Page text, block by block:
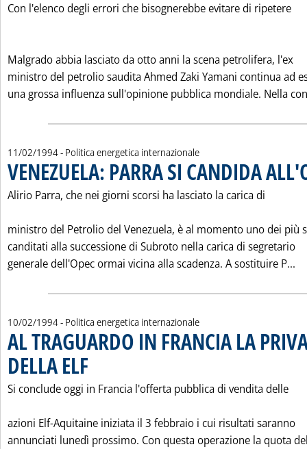
Con l'elenco degli errori che bisognerebbe evitare di ripetere
Malgrado abbia lasciato da otto anni la scena petrolifera, l'ex
ministro del petrolio saudita Ahmed Zaki Yamani continua ad
una grossa influenza sull'opinione pubblica mondiale. Nella
11/02/1994- Politica energetica internazionale
VENEZUELA: PARRA SI CANDIDA
Alirio Parra, che nei giorni scorsi ha lasciato la carica di
ministro del Petrolio del Venezuela, è al momento uno dei più
canditati alla successione di Subroto nella carica di segretario
generale dell'Opec ormai vicina alla scadenza. A sostituire P...
10/02/1994- Politica energetica internazionale
AL TRAGUARDO IN FRANCIA LA
DELLA ELF
Si conclude oggi in Francia l'offerta pubblica di vendita delle
azioni Elf-Aquitaine iniziata il 3 febbraio i cui risultati saranno
annunciati lunedì prossimo. Con questa operazione la quota